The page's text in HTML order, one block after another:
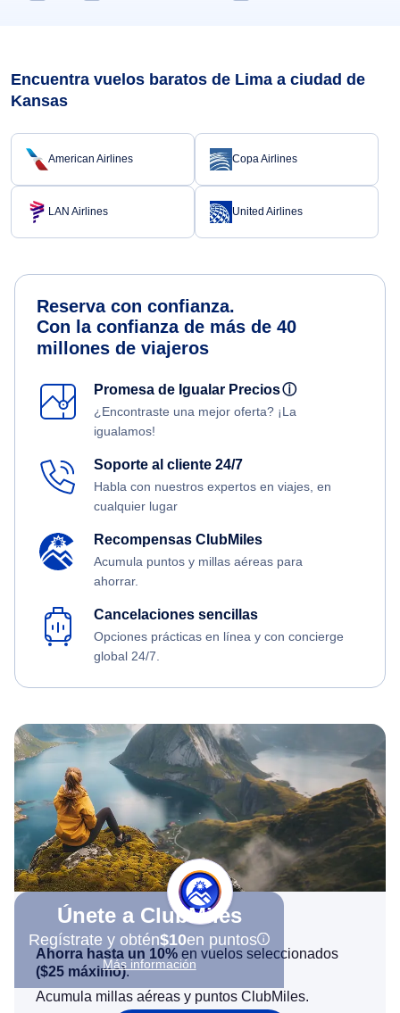
Encuentra vuelos baratos de Lima a ciudad de
Kansas
American Airlines Copa Airlines
LAN Airlines United Airlines
Reserva con confianza.
Con la confianza de más de 40
millones de viajeros
Promesa de Igualar Preciosⓘ
¿Encontraste una mejor oferta? ¡La
igualamos!
Soporte al cliente 24/7
Habla con nuestros expertos en viajes, en
cualquier lugar
Recompensas ClubMiles
Acumula puntos y millas aéreas para
ahorrar.
Cancelaciones sencillas
Opciones prácticas en línea y con concierge
global 24/7.
Únete a ClubMiles
Regístrate y obtén$10en puntos
Más información
Ahorra hasta un 10% en vuelos seleccionados
($25 máximo).
Acumula millas aéreas y puntos ClubMiles.